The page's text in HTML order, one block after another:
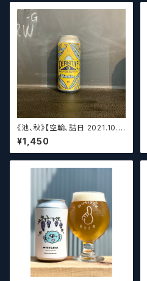
《池、秋》【空輸、詰日 2021.10.2
6】ディフィニティブ エルスウェア
/ Definitive Elsewhere
¥1,450